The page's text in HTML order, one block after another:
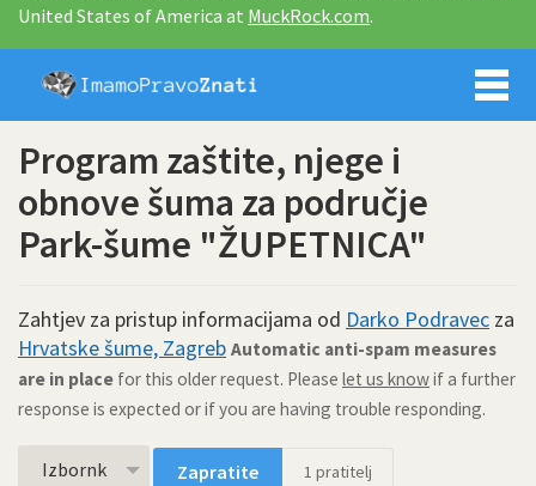
United States of America at MuckRock.com.
Imamo
Program zaštite, njege i
obnove šuma za područje
Park-šume "ŽUPETNICA"
Zahtjev za pristup informacijama od Darko Podravec za
Hrvatske šume, Zagreb Automatic anti-spam measures
are in place for this older request. Please let us knowif a further
response is expected or if you are having trouble responding.
Izbornk Zapratite 1 pratitelj